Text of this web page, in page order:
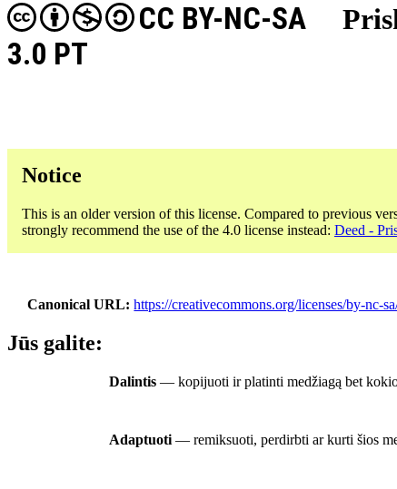
CC BY-NC-SA
3.0 PT
Notice
This is an older version of this license. Compared to previous
strongly recommend the use of the 4.0 license instead: Deed -
Canonical URL https://creativecommons.org/licenses/by-nc-
Jūs galite:
Dalintis — kopijuoti ir platinti medžiagą bet
Adaptuoti — remiksuoti, perdirbti ar kurti šios